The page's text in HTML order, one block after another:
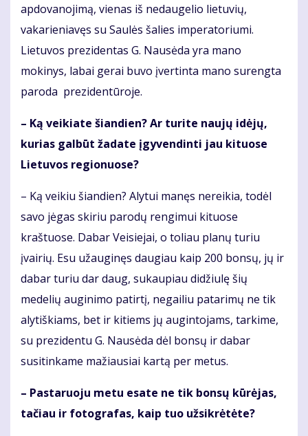
apdovanojimą, vienas iš nedaugelio lietuvių,
vakarieniavęs su Saulės šalies imperatoriumi.
Lietuvos prezidentas G. Nausėda yra mano
mokinys, labai gerai buvo įvertinta mano surengta
paroda prezidentūroje.
– Ką veikiate šiandien? Ar turite naujų idėjų,
kurias galbūt žadate įgyvendinti jau kituose
Lietuvos regionuose?
– Ką veikiu šiandien? Alytui manęs nereikia, todėl
savo jėgas skiriu parodų rengimui kituose
kraštuose. Dabar Veisiejai, o toliau planų turiu
įvairių. Esu užauginęs daugiau kaip 200 bonsų, jų ir
dabar turiu dar daug, sukaupiau didžiulę šių
medelių auginimo patirtį, negailiu patarimų ne tik
alytiškiams, bet ir kitiems jų augintojams, tarkime,
su prezidentu G. Nausėda dėl bonsų ir dabar
susitinkame mažiausiai kartą per metus.
– Pastaruoju metu esate ne tik bonsų kūrėjas,
tačiau ir fotografas, kaip tuo užsikrėtėte?